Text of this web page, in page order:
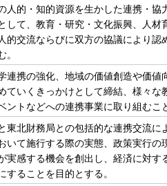
人的・知的資源を生かした連携・協
して、教育・研究・文化振興、人材
的交流ならびに双方の協議により認
連携の強化、地域の価値創造や価値
ていくきっかけとして締結、様々な
ントなどへの連携事業に取り組むこ
東北財務局との包括的な連携交流に
いて施行する際の実態、政策実行の
実感する機会を創出し、経済に対す
することを目的とする。